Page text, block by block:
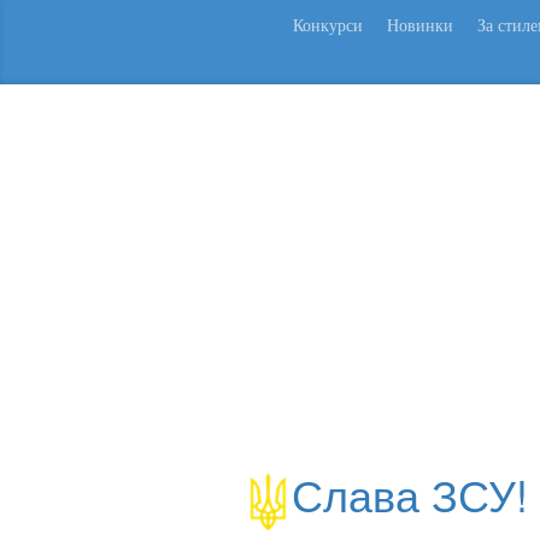
Конкурси Новинки За
Слава ЗСУ!